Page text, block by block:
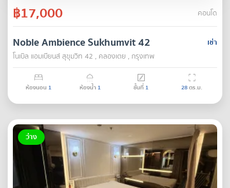
฿17,000 คอนโด
เช่า
Noble Ambience Sukhumvit 42
โนเบิล แอมเบียนส์ สุขุมวิท 42 , คลองเตย , กรุงเทพ
ห้องนอน 1 ห้องน้ำ 1 ชั้นที่ 1 28ตร.ม.
ว่าง